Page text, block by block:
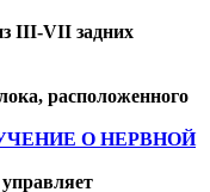
III-VII задних
расположенного
О НЕРВНОЙ